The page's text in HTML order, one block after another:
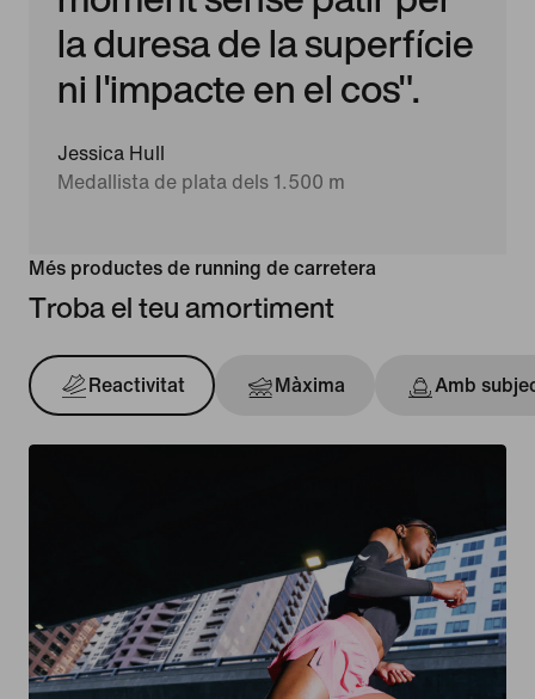
la duresa de la superfície
ni l'impacte en el cos".
Jessica Hull
Medallista de plata dels 1.500 m
Més productes de running de carretera
Troba el teu amortiment
Reactivitat Màxima Amb